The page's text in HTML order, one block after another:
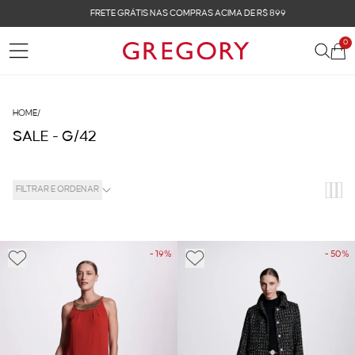
FRETE GRÁTIS NAS COMPRAS ACIMA DE R$ 899
0
HOME/
SALE - G/42
FILTRAR E ORDENAR
- 19% - 50%